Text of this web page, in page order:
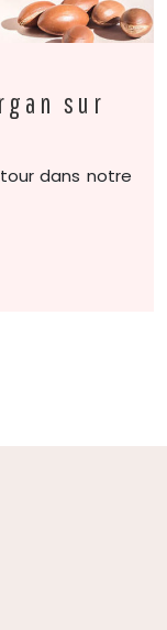
sur
dans notre